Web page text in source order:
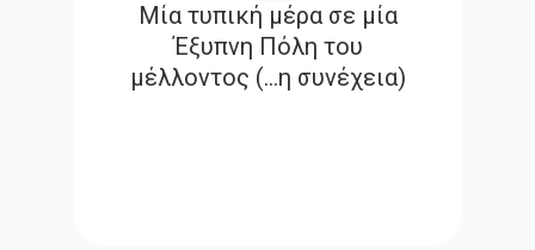
Μία τυπική μέρα σε μία
Έξυπνη Πόλη του
μέλλοντος (…η συνέχεια)